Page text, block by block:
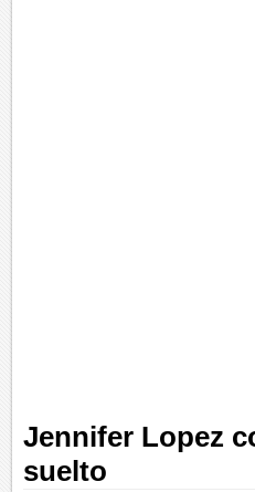
Jennifer Lopez
suelto